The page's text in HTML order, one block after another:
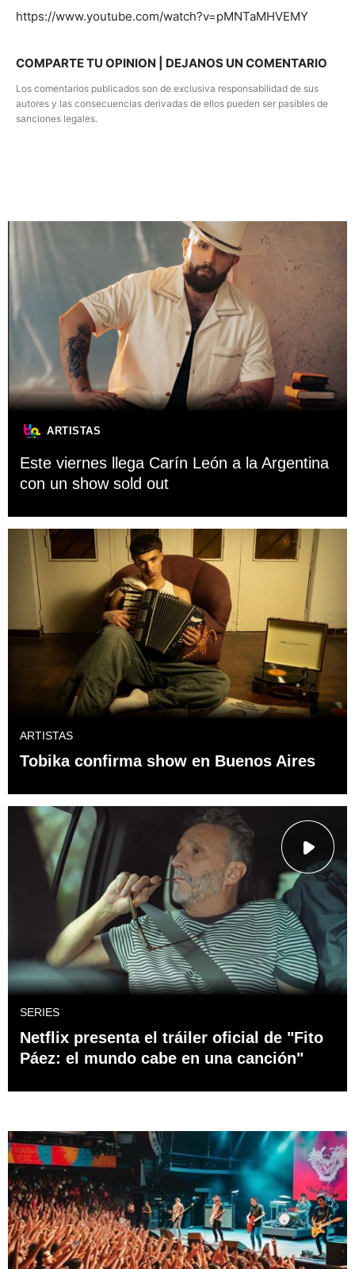
https://www.youtube.com/watch?v=pMNTaMHVEMY
COMPARTE TU OPINION | DEJANOS UN COMENTARIO
Los comentarios publicados son de exclusiva responsabilidad de sus
autores y las consecuencias derivadas de ellos pueden ser pasibles de
sanciones legales.
ARTISTAS
Este viernes llega Carín León a la Argentina
con un show sold out
ARTISTAS
Tobika confirma show en Buenos Aires
SERIES
Netflix presenta el tráiler oficial de "Fito
Páez: el mundo cabe en una canción"